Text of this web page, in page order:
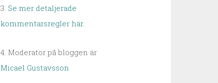
3. Se mer detaljerade
kommentarsregler här..
4. Moderator på bloggen är
Micael Gustavsson